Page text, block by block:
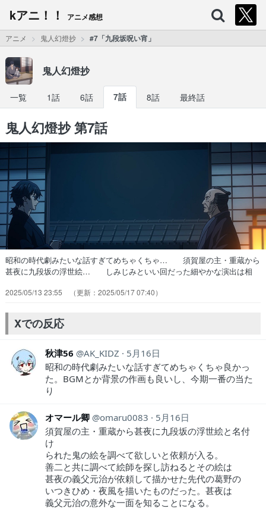
kアニ！！ アニメ感想
アニメ 鬼人幻燈抄 #7「九段坂呪い宵」
鬼人幻燈抄
一覧 1話 6話 7話 8話 最終話
鬼人幻燈抄 第7話
昭和の時代劇みたいな話すぎてめちゃくちゃ… 須賀屋の主・重蔵から
甚夜に九段坂の浮世絵… しみじみといい回だった細やかな演出は相
の構成が完璧だろ。こりゃあ1… 甚夜と二人の父親それぞれとの繋が
らバトル無い会話劇メインの方が見応… 親戚のおじさんの家に遊びに
行ったら聞かさ… 今日の朝アニメタイムスライム倒して300…
2025/05/13 23:55 2025/05/17 07:40
Xでの反応
秋津56 AK_KIDZ
5月16日
昭和の時代劇みたいな話すぎてめちゃくちゃ良かっ
た。BGMとか背景の作画も良いし、今期一番の当た
り
オマール卿 omaru0083
5月16日
須賀屋の主・重蔵から甚夜に九段坂の浮世絵と名付
け
られた鬼の絵を調べて欲しいと依頼が入る。
善二と共に調べて絵師を探し訪ねるとその絵は
甚夜の義父元治が依頼して描かせた先代の葛野の
いつきひめ・夜風を描いたものだった。甚夜は
義父元治の意外な一面を知ることになる。